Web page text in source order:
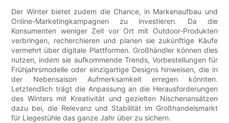
Der Winter bietet zudem die Chance, in Markenaufbau und
Online-Marketingkampagnen zu investieren. Da die
Konsumenten weniger Zeit vor Ort mit Outdoor-Produkten
verbringen, recherchieren und planen sie zukünftige Käufe
vermehrt über digitale Plattformen. Großhändler können dies
nutzen, indem sie aufkommende Trends, Vorbestellungen für
Frühjahrsmodelle oder einzigartige Designs hinweisen, die in
der Nebensaison Aufmerksamkeit erregen könnten.
Letztendlich trägt die Anpassung an die Herausforderungen
des Winters mit Kreativität und gezielten Nischenansätzen
dazu bei, die Relevanz und Stabilität im Großhandelsmarkt
für Liegestühle das ganze Jahr über zu sichern.